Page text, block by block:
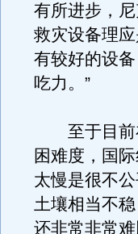
有所进步，
救灾设备理
有较好的设
吃力。”
至于目前
困难度，国
太慢是很不
土壤相当不
还非常非常